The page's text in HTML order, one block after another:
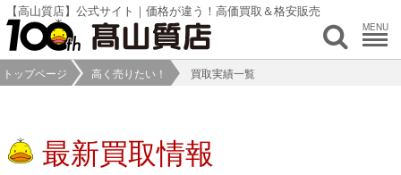
【高山質店】公式サイト｜価格が違う！高価買取＆格安販売
MENU
トップページ 高く売りたい！ 買取実績一覧
最新買取情報